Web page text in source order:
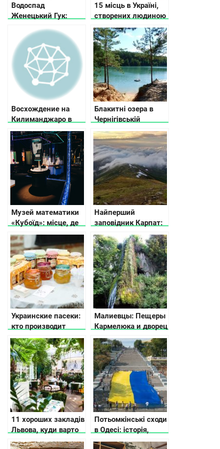
Водоспад
Женецький Гук:
фото та відео
15 місць в Україні,
створених людиною
та природою, які вам
точно сподобаються
Восхождение на
Килиманджаро в
2024
Блакитні озера в
Чернігівській
області
Музей математики
«Кубоїд»: місце, де
числа оживають
Найперший
заповідник Карпат:
історія тацікаві
факти
Украинские пасеки:
кто производит
натуральный мед?
Малиевцы: Пещеры
Кармелюка и дворец
Орловских
11 хороших закладів
Львова, куди варто
зайти
Потьомкінські сходи
в Одесі: історія,
легенди, цікаві